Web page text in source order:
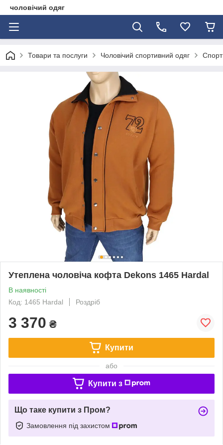
чоловічий одяг
Товари та послуги Чоловічий спортивний одяг
Утеплена чоловіча кофта Dekons 1465 Hardal
В наявності
Код: 1465 Hardal
Роздріб
3 370 ₴
Купити
або
Купити з
Що таке купити з Пром?
Замовлення під захистом